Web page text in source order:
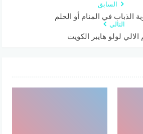
السابق
الذباب في المنام أو الحلم
التالي
الالي لولو هايبر الكويت